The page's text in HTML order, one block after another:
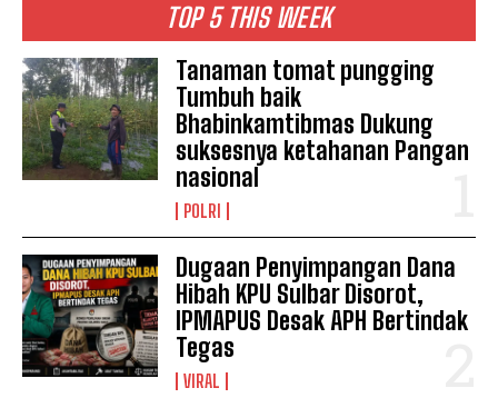
TOP 5 THIS WEEK
Tanaman tomat pungging
Tumbuh baik
Bhabinkamtibmas Dukung
suksesnya ketahanan Pangan
nasional
POLRI
Dugaan Penyimpangan Dana
Hibah KPU Sulbar Disorot,
IPMAPUS Desak APH Bertindak
Tegas
VIRAL